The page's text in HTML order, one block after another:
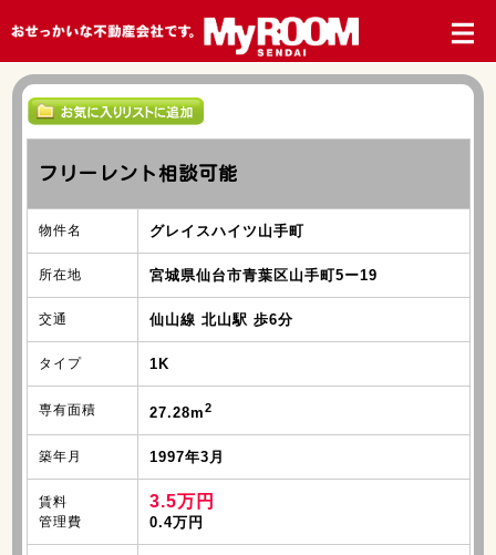
フリーレント相談可能
物件名 グレイスハイツ山手町
所在地 宮城県仙台市青葉区山手町5ー19
交通 仙山線 北山駅 歩6分
タイプ 1K
専有面積 27.28m2
築年月 1997年3月
賃料
管理費
3.5万円
0.4万円